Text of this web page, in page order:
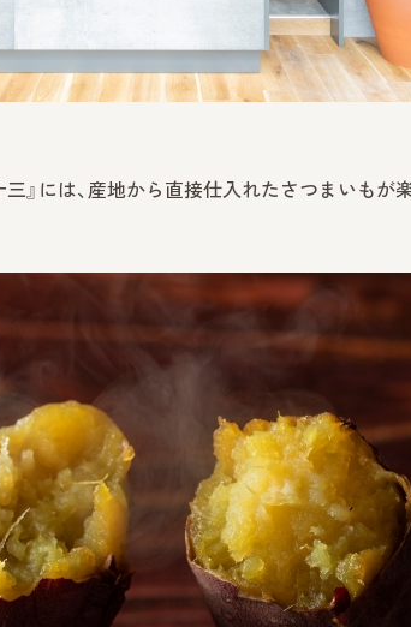
』には、産地から直接仕入れたさつまいも